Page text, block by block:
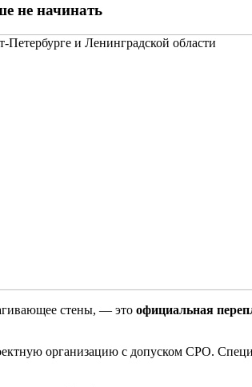
не начинать
стены, — это официальная
организацию с допуском СРО.